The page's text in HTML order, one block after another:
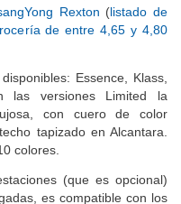
KIA Sorento, elMitsubishi
Rexton ( listado de
de entre 4,65 y 4,80
Essence, Klass,
las versiones Limited la
con cuero de color
tapizado en Alcantara.
(que es opcional)